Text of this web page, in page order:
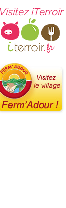
Visitez iTerroir